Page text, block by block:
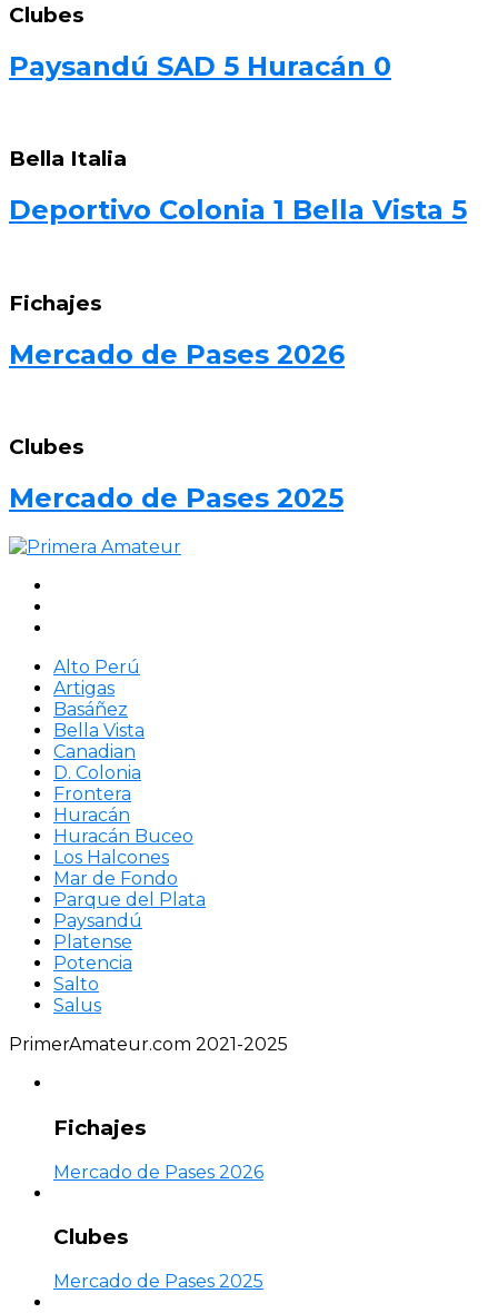
Clubes
Paysandú SAD 5 Huracán 0
Bella Italia
Deportivo Colonia 1 Bella Vista 5
Fichajes
Mercado de Pases 2026
Clubes
Mercado de Pases 2025
Alto Perú
Artigas
Basáñez
Bella Vista
Canadian
D. Colonia
Frontera
Huracán
Huracán Buceo
Los Halcones
Mar de Fondo
Parque del Plata
Paysandú
Platense
Potencia
Salto
Salus
PrimerAmateur.com 2021-2025
Fichajes
Mercado de Pases 2026
Clubes
Mercado de Pases 2025